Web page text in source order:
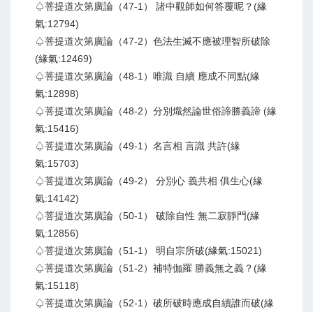
♤菩提道次第廣論（47-1） 諸中觀師如何答覆呢？(緣
氣:12794)
♤菩提道次第廣論（47-2）色法生滅不應被理智所破除
(緣氣:12469)
♤菩提道次第廣論（48-1）唯識 自續 應成不同點(緣
氣:12898)
♤菩提道次第廣論（48-2）分別熾然論世俗諦勝義諦 (緣
氣:15416)
♤菩提道次第廣論（49-1）名言相 言識 共許(緣
氣:15703)
♤菩提道次第廣論（49-2） 分別心 義共相 俱生心(緣
氣:14142)
♤菩提道次第廣論（50-1） 破除自性 無二寂靜門(緣
氣:12856)
♤菩提道次第廣論（51-1） 明自宗所破(緣氣:15021)
♤菩提道次第廣論（51-2）補特伽羅 勝義無之義？(緣
氣:15118)
♤菩提道次第廣論（52-1）破所破時應成自續誰而破(緣